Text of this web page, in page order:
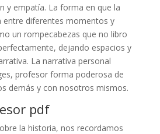
y empatía. La forma en que la
entre diferentes momentos y
un rompecabezas que no libro
dejando espacios y
La narrativa personal
profesor forma poderosa de
demás y con nosotros mismos.
pdf
la historia, nos recordamos